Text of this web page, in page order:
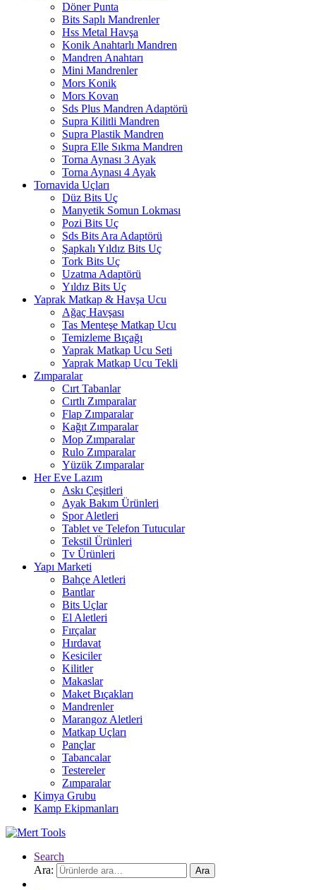
Döner Punta
Bits Saplı Mandrenler
Hss Metal Havşa
Konik Anahtarlı Mandren
Mandren Anahtarı
Mini Mandrenler
Mors Konik
Mors Kovan
Sds Plus Mandren Adaptörü
Supra Kilitli Mandren
Supra Plastik Mandren
Supra Elle Sıkma Mandren
Torna Aynası 3 Ayak
Torna Aynası 4 Ayak
Tornavida Uçları
Düz Bits Uç
Manyetik Somun Lokması
Pozi Bits Uç
Sds Bits Ara Adaptörü
Şapkalı Yıldız Bits Uç
Tork Bits Uç
Uzatma Adaptörü
Yıldız Bits Uç
Yaprak Matkap & Havşa Ucu
Ağaç Havşası
Tas Menteşe Matkap Ucu
Temizleme Bıçağı
Yaprak Matkap Ucu Seti
Yaprak Matkap Ucu Tekli
Zımparalar
Cırt Tabanlar
Cırtlı Zımparalar
Flap Zımparalar
Kağıt Zımparalar
Mop Zımparalar
Rulo Zımparalar
Yüzük Zımparalar
Her Eve Lazım
Askı Çeşitleri
Ayak Bakım Ürünleri
Spor Aletleri
Tablet ve Telefon Tutucular
Tekstil Ürünleri
Tv Ürünleri
Yapı Marketi
Bahçe Aletleri
Bantlar
Bits Uçlar
El Aletleri
Fırçalar
Hırdavat
Kesiciler
Kilitler
Makaslar
Maket Bıçakları
Mandrenler
Marangoz Aletleri
Matkap Uçları
Pançlar
Tabancalar
Testereler
Zımparalar
Kimya Grubu
Kamp Ekipmanları
Search
Ara:
Ara